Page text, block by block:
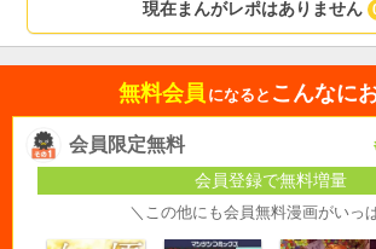
現在まんがレポはありません
無料会員 になると こんなに
会員限定無料
会員登録で無料増量
＼この他にも会員無料漫画がいっ